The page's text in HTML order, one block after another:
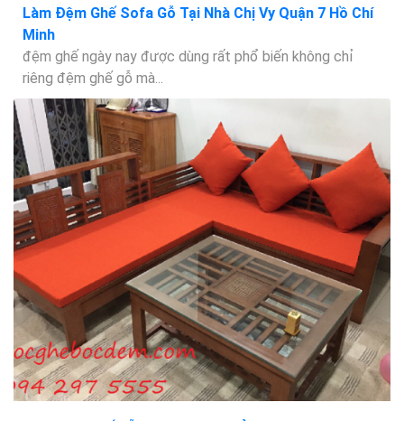
Làm Đệm Ghế Sofa Gỗ Tại Nhà Chị Vy Quận 7 Hồ Chí
Minh
đệm ghế ngày nay được dùng rất phổ biến không chỉ
riêng đệm ghế gỗ mà...